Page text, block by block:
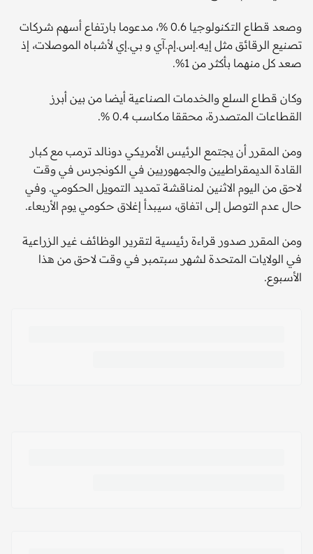
وصعد قطاع التكنولوجيا 0.6 %، مدعوما بارتفاع أسهم شركات
تصنيع الرقائق مثل إيه.إس.إم.آي و بي.إي لأشباه الموصلات، إذ
صعد كل منهما بأكثر من 1%.
وكان قطاع السلع والخدمات الصناعية أيضا من بين أبرز
القطاعات المتصدرة، محققا مكاسب 0.4 %.
ومن المقرر أن يجتمع الرئيس الأمريكي دونالد ترمب مع كبار
القادة الديمقراطيين والجمهوريين في الكونجرس في وقت
لاحق من اليوم الاثنين لمناقشة تمديد التمويل الحكومي. وفي
حال عدم التوصل إلى اتفاق، سيبدأ إغلاق حكومي يوم الأربعاء.
ومن المقرر صدور قراءة رئيسية لتقرير الوظائف غير الزراعية
في الولايات المتحدة لشهر سبتمبر في وقت لاحق من هذا
الأسبوع.